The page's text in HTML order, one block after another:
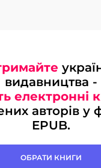
видавництва -
електронні
авторів у
EPUB.
ОБРАТИ КНИГИ